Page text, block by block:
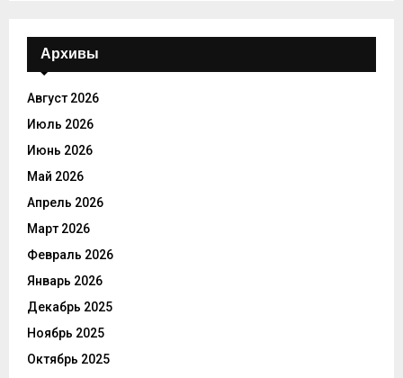
Архивы
Август 2026
Июль 2026
Июнь 2026
Май 2026
Апрель 2026
Март 2026
Февраль 2026
Январь 2026
Декабрь 2025
Ноябрь 2025
Октябрь 2025